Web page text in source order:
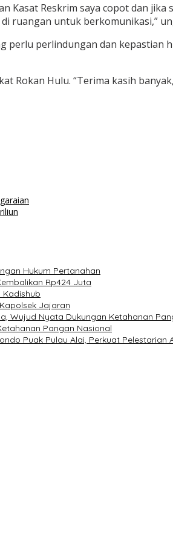
Kasat Reskrim saya copot dan
ruangan untuk berkomunikasi,”
perlu perlindungan dan
Rokan Hulu. “Terima kasih
Hukum Pertanahan
Rp424 Juta
Kadishub
Jajaran
Wujud Nyata Dukungan Ketahanan
Pangan Nasional
Puak Pulau Alai, Perkuat Pelestarian